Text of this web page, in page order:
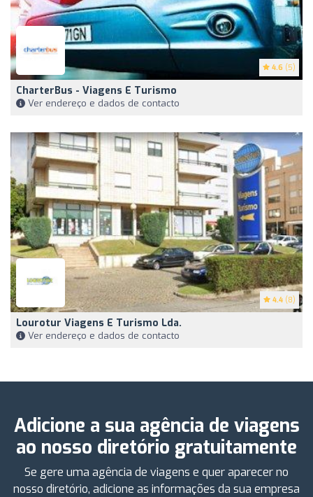
4.6 (5)
CharterBus - Viagens E Turismo
Ver endereço e dados de contacto
4.4 (8)
Lourotur Viagens E Turismo Lda.
Ver endereço e dados de contacto
Adicione a sua agência de viagens
ao nosso diretório gratuitamente
Se gere uma agência de viagens e quer aparecer no
nosso diretório, adicione as informações da sua empresa